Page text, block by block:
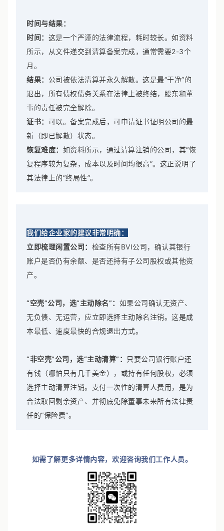
时间与结果：
时间： 这是一个严谨的法律流程，耗时较长。如资料
所示，从文件递交到清算备案完成，通常需要2-3个
月。
结果： 公司被依法清算并永久解散。这是最“干净”的
退出，所有债权债务关系在法律上被终结，股东和董
事的责任被完全解除。
证书： 可以。备案完成后，可申请证书证明公司的最
新（即已解散）状态。
恢复难度： 如资料所示，通过清算注销的公司，其“恢
复程序较为复杂，成本以及时间均很高”。这正说明了
其法律上的“终局性”。
我们给企业家的建议非常明确：
立即梳理闲置公司： 检查所有BVI公司，确认其银行
账户是否仍有余额、是否还持有子公司股权或其他资
产。
“空壳”公司，选“主动除名”： 如果公司确认无资产、
无负债、无运营，应立即选择主动除名注销。这是成
本最低、速度最快的合规退出方式。
“非空壳”公司，选“主动清算”：
只要公司银行账户还
有钱（哪怕只有几千美金），或持有任何股权，必须
选择主动清算注销。支付一次性的清算人费用，是为
合法取回剩余资产、并彻底免除董事未来所有法律责
任的“保险费”。
如需了解更多详情内容，欢迎咨询我们工作人员。